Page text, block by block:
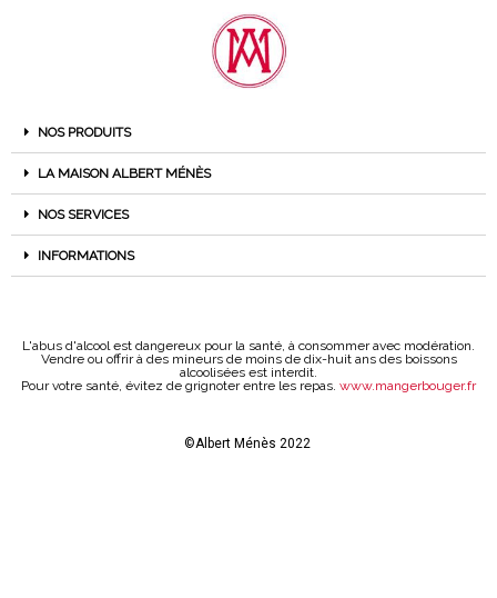
NOS PRODUITS
LA MAISON ALBERT MÉNÈS
NOS SERVICES
INFORMATIONS
L'abus d'alcool est dangereux pour la santé, à consommer avec modération.
Vendre ou offrir à des mineurs de moins de dix-huit ans des boissons
alcoolisées est interdit.
Pour votre santé, évitez de grignoter entre les repas. www.mangerbouger.fr
©Albert Ménès 2022